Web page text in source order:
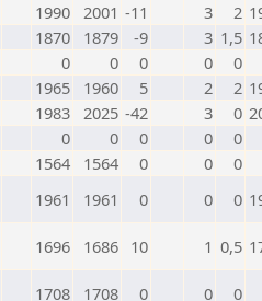
1990 2001 -11 3 2
1870 1879 -9 3 1,5
0 0 0 0
0
1965 1960 5 2 2
1983 2025 -42 3 0
0 0 0 0
0
1564 1564 0 0
0
1961 1961 0 0 0
1696 1686 10 1 0,5
1708 1708 0 0 0